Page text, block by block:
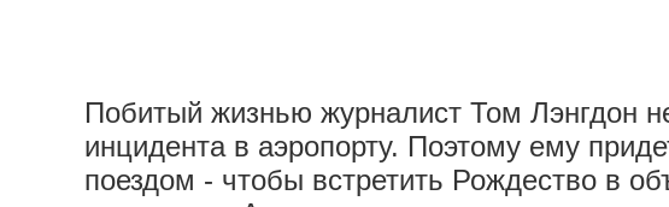
Побитый жизнью журналист Том Лэнгдон
инцидента в аэропорту. Поэтому ему
поездом - чтобы встретить Рождество в